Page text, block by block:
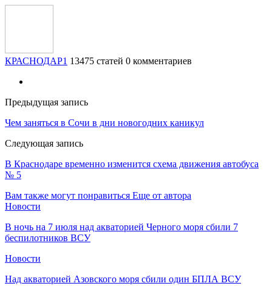
КРАСНОДАР1 13475 статей 0 комментариев
Предыдущая запись
Чем заняться в Сочи в дни новогодних каникул
Следующая запись
В Краснодаре временно изменится схема движения автобуса
№ 5
Вам также могут понравиться Еще от автора
Новости
В ночь на 7 июля над акваторией Черного моря сбили 7
беспилотников ВСУ
Новости
Над акваторией Азовского моря сбили один БПЛА ВСУ